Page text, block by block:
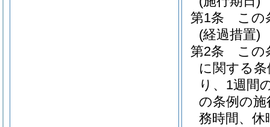
第1条
この
(経過措置)
第2条
この
に関する条
り、1週間
の条例の施
務時間、休